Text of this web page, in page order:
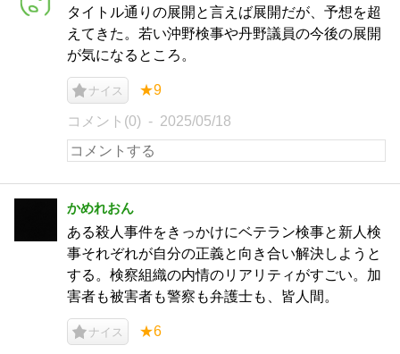
タイトル通りの展開と言えば展開だが、予想を超
えてきた。若い沖野検事や丹野議員の今後の展開
が気になるところ。
ナイス ★9
コメント(0) 2025/05/18
かめれおん
ある殺人事件をきっかけにベテラン検事と新人検
事それぞれが自分の正義と向き合い解決しようと
する。検察組織の内情のリアリティがすごい。加
害者も被害者も警察も弁護士も、皆人間。
ナイス ★6